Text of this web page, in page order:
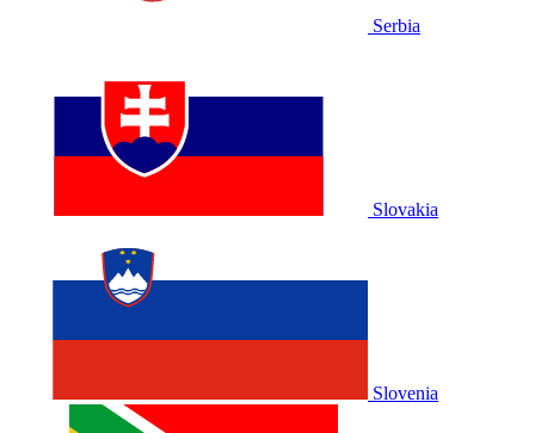
Serbia
Slovakia
Slovenia